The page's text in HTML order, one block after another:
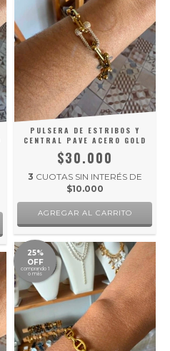
PULSERA DE ESTRIBOS Y
CENTRAL PAVE ACERO GOLD
$30.000
3 CUOTAS SIN INTERÉS DE
$10.000
25%
OFF
comprando 1
o más